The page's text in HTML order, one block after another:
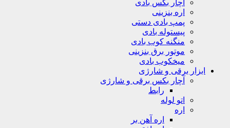
آچار بکس بادی
اره بنزینی
پمپ بادی دستی
پیستوله بادی
منگنه کوب بادی
موتور برق بنزینی
میخکوب بادی
ابزار برقی و شارژی
آچار بکس برقی و شارژی
رابط
اتو لوله
اره
اره آهن بر